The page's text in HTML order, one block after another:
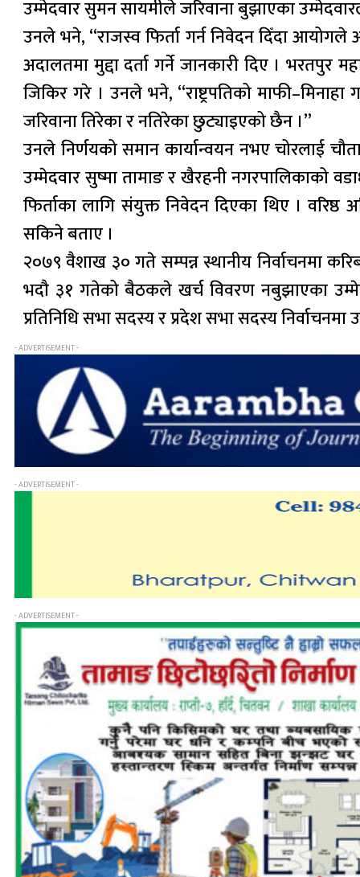
उम्मेदवार सुमन सायमीले जरिवाना बुझाएका
उनले भने, “राजस्व फिर्ता गर्न निवेदन दिँदा आयोगले
अदालतमा मुद्दा दर्ता गर्ने जानकारी दिए ।
जिकिर गरे । उनले भने, “राष्ट्रपतिको
जरिवाना तिरेका र नतिरेका छुट्याइएको छैन ।”
उनले निर्णयको समान कार्यान्वयन नभए चोरलाई
उम्मेदवार सुष्मा तामाङ र खैरहनी नगरपालिकाको
फिर्ताका लागि संयुक्त निवेदन दिएका थिए ।
सकिने बताए ।
२०७९ वैशाख ३० गते सम्पन्न स्थानीय निर्वाचनमा
भदौ ३१ गतेको बैठकले खर्च विवरण नबुझाएका
प्रतिनिधि सभा सदस्य र प्रदेश सभा सदस्य
- ADVERTISEMENT -
- ADVERTISEMENT -
- ADVERTISEMENT -